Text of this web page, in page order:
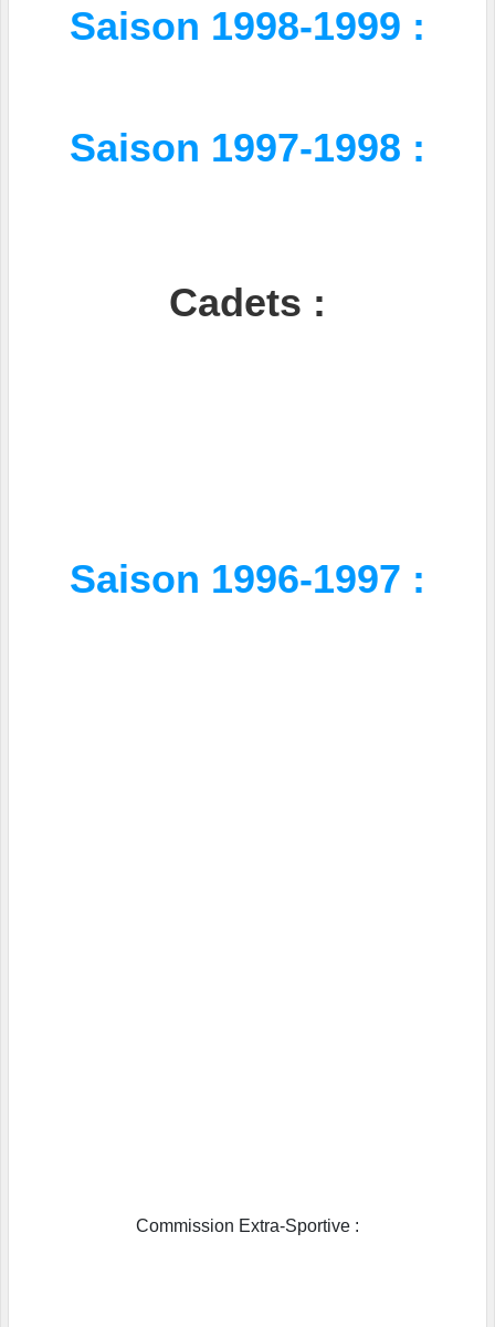
Saison 1998-1999 :
Saison 1997-1998 :
Cadets :
Saison 1996-1997 :
Commission Extra-Sportive :